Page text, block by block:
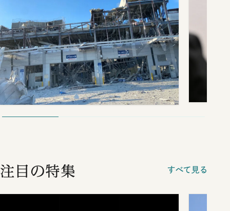
注目の特集 すべて見る